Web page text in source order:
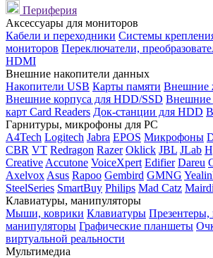
Периферия
Аксессуары для мониторов
Кабели и переходники Системы
мониторов Переключатели,
HDMI
Внешние накопители данных
Накопители USB Карты памяти Внешние
Внешние корпуса для HDD/SSD Внешние
карт Card Readers Док-станции для HDD
Гарнитуры, микрофоны для PC
A4Tech Logitech Jabra EPOS Микрофоны
CBR VT Redragon Razer Oklick JBL JLab
Creative Accutone VoiceXpert Edifier Dareu
Axelvox Asus Rapoo Gembird GMNG
SteelSeries SmartBuy Philips Mad Catz Mairdi
Клавиатуры, манипуляторы
Мыши, коврики Клавиатуры Презентеры,
манипуляторы Графические планшеты
виртуальной реальности
Мультимедиа